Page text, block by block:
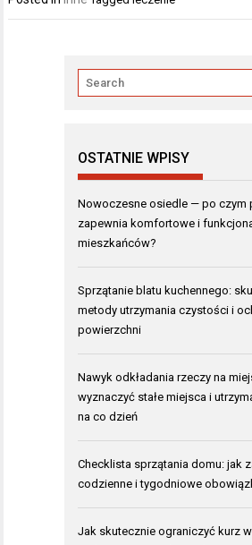
OSTATNIE WPISY
Nowoczesne osiedle — po czym
zapewnia komfortowe i
mieszkańców?
Sprzątanie blatu kuchennego:
metody utrzymania czystości i
powierzchni
Nawyk odkładania rzeczy na
wyznaczyć stałe miejsca i
na co dzień
Checklista sprzątania domu: jak
codzienne i tygodniowe
Jak skutecznie ograniczyć kurz